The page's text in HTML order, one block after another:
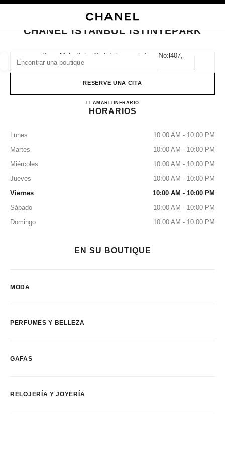
CERRAR TARJETA DE BOUTIQUE CHANEL ISTANBUL İSTİNYEPARK
CHANEL ISTANBUL İSTİNYEPARK
Pınar Mah. Katar Cad. İstinyepark Avm No:l407,
34460 Istanbul, İstanbul
RESERVE UNA CITA
LLAMAR2127096300ITINERARIOCHANEL ISTANBUL
HORARIOS
Lunes
10:00 AM - 10:00 PM
Martes
10:00 AM - 10:00 PM
Miércoles
10:00 AM - 10:00 PM
Jueves
10:00 AM - 10:00 PM
Viernes
10:00 AM - 10:00 PM
Sábado
10:00 AM - 10:00 PM
Domingo
10:00 AM - 10:00 PM
EN SU BOUTIQUE
MODA
PERFUMES Y BELLEZA
GAFAS
RELOJERÍA Y JOYERÍA
resultado de los filtros por: RELOJERÍA Y JOYERÍA